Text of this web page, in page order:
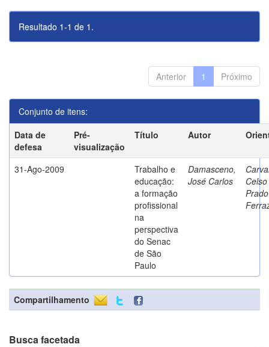
Resultado 1-1 de 1.
Anterior 1 Próximo
Conjunto de itens:
Data de
defesa
Pré-
visualização
Título Autor
31-Ago-2009
Trabalho e
educação:
a formação
profissional
na
perspectiva
do Senac
de São
Paulo
Damasceno,
José Carlos
Prado
Compartilhamento
Busca facetada